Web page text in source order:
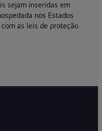
sejam inseridas em
nos Estados
as leis de proteção